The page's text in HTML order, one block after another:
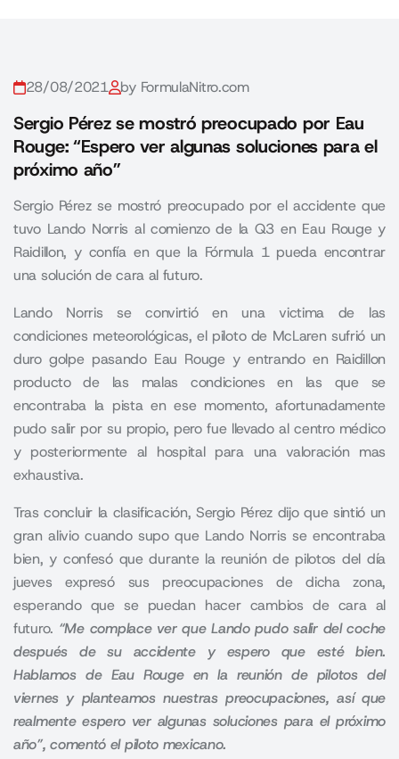
28/08/2021 by FormulaNitro.com
Sergio Pérez se mostró preocupado por Eau
Rouge: “Espero ver algunas soluciones para el
próximo año”
Sergio Pérez se mostró preocupado por el accidente que
tuvo Lando Norris al comienzo de la Q3 en Eau Rouge y
Raidillon, y confía en que la Fórmula 1 pueda encontrar
una solución de cara al futuro.
Lando Norris se convirtió en una victima de las
condiciones meteorológicas, el piloto de McLaren sufrió un
duro golpe pasando Eau Rouge y entrando en Raidillon
producto de las malas condiciones en las que se
encontraba la pista en ese momento, afortunadamente
pudo salir por su propio, pero fue llevado al centro médico
y posteriormente al hospital para una valoración mas
exhaustiva.
Tras concluir la clasificación, Sergio Pérez dijo que sintió un
gran alivio cuando supo que Lando Norris se encontraba
bien, y confesó que durante la reunión de pilotos del día
jueves expresó sus preocupaciones de dicha zona,
esperando que se puedan hacer cambios de cara al
futuro. “Me complace ver que Lando pudo salir del coche
después de su accidente y espero que esté bien.
Hablamos de Eau Rouge en la reunión de pilotos del
viernes y planteamos nuestras preocupaciones, así que
realmente espero ver algunas soluciones para el próximo
año”, comentó el piloto mexicano.